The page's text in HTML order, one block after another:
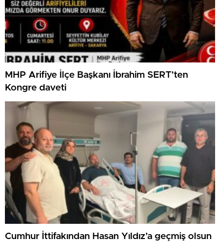
MHP Arifiye İlçe Başkanı İbrahim SERT’ten
Kongre daveti
Cumhur İttifakından Hasan Yıldız’a geçmiş olsun